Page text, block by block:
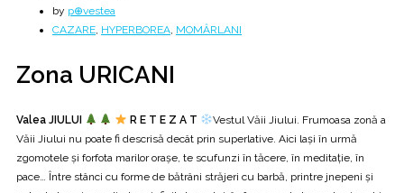
by p⊕vestea
CAZARE, HYPERBOREA, MOMÂRLANI
Zona URICANI
Valea JIULUI R E T E Z A T
Vestul Văii Jiului. Frumoasa zonă a
Văii Jiului nu poate fi descrisă decât prin superlative. Aici laşi în urmă
zgomotele şi forfota marilor oraşe, te scufunzi în tăcere, în meditaţie, în
pace… Între stânci cu forme de bătrâni străjeri cu barbă, printre jnepeni şi